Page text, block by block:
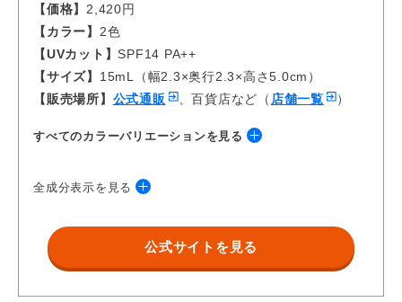
【価格】 2,420円
【カラー】 2色
【UVカット】 SPF14 PA++
【サイズ】 15mL（幅2.3×奥行2.3×高さ5.0cm）
【販売場所】 公式通販 、百貨店など（ 店舗一覧 ）
すべてのカラーバリエーションを見る
全成分表示を見る
水、シクロペンタシロキサン、エタノール、フェニルトリメチコ
ン、メトキシケイヒ酸エチルヘキシル、イソステアリン酸ソルビ
タン、リンゴ酸ジイソステアリル、ＰＥＧ／ＰＰＧ-１９／１９
公式サイトを見る